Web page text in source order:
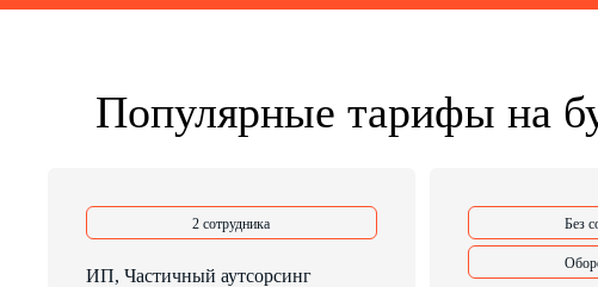
Популярные тарифы на
2 сотрудника
ИП, Частичный аутсорсинг
Без